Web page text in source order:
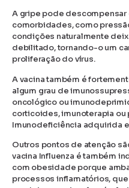
A gripe pode descompensar
comorbidades, como
condições naturalmente
debilitado, tornando-o um
proliferação do vírus.
A vacina também é
algum grau de
oncológico ou
corticoides, imunoterapia ou
Imunodeficiência adquirida
Outros pontos de atenção
vacina Influenza é também
com obesidade porque
processos inflamatórios,